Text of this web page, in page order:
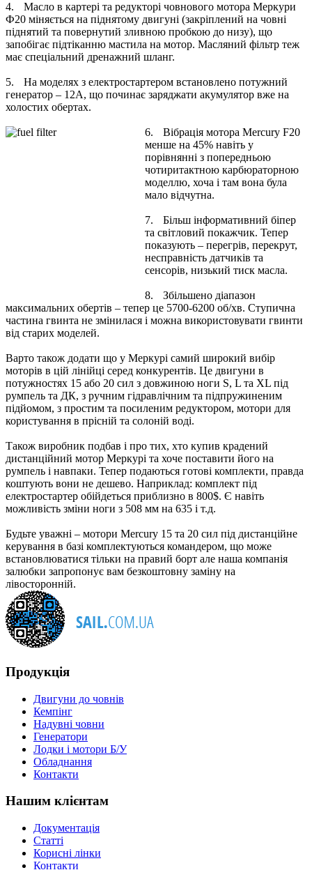
4.
Масло в картері та редукторі човнового мотора Меркури
Ф20 міняється на піднятому двигуні (закріплений на човні
піднятий та повернутий зливною пробкою до низу), що
запобігає підтіканню мастила на мотор. Масляний фільтр теж
має спеціальний дренажний шланг.
5.
На моделях з електростартером встановлено потужний
генератор – 12А, що починає заряджати акумулятор вже на
холостих обертах.
6.
Вібрація мотора Mercury F20
менше на 45% навіть у
порівнянні з попередньою
чотиритактною карбюраторною
моделлю, хоча і там вона була
мало відчутна.
7.
Більш інформативний біпер
та світловий покажчик. Тепер
показують – перегрів, перекрут,
несправність датчиків та
сенсорів, низький тиск масла.
8.
Збільшено діапазон
максимальних обертів – тепер це 5700-6200 об/хв. Ступична
частина гвинта не змінилася і можна використовувати гвинти
від старих моделей.
Варто також додати що у Меркурі самий широкий вибір
моторів в цій лінійці серед конкурентів. Це двигуни в
потужностях 15 або 20 сил з довжиною ноги S, L та XL під
румпель та ДК, з ручним гідравлічним та підпружиненим
підйомом, з простим та посиленим редуктором, мотори для
користування в прісній та солоній воді.
Також виробник подбав і про тих, хто купив крадений
дистанційний мотор Меркурі та хоче поставити його на
румпель і навпаки. Тепер подаються готові комплекти, правда
коштують вони не дешево. Наприклад: комплект під
електростартер обійдеться приблизно в 800$. Є навіть
можливість зміни ноги з 508 мм на 635 і т.д.
Будьте уважні – мотори Mercury 15 та 20 сил під дистанційне
керування в базі комплектуються командером, що може
встановлюватися тільки на правий борт але наша компанія
залюбки запропонує вам безкоштовну заміну на
лівосторонній.
Продукція
Двигуни до човнів
Кемпінг
Надувні човни
Генератори
Лодки і мотори Б/У
Обладнання
Контакти
Нашим клієнтам
Документація
Статті
Корисні лінки
Контакти